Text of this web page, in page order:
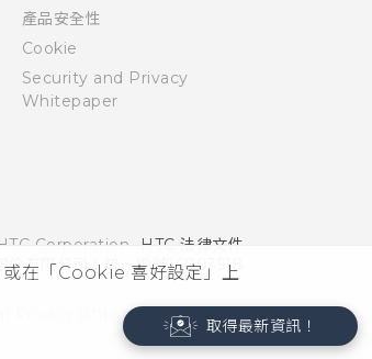
在「Cookie 喜好設定」上
取得最新資訊！
產品安全性
Cookie
Security and Privacy
Whitepaper
Corporation
HTC 法律文件
份有限公司 | 統一編號16003518
Privacy@htc.com